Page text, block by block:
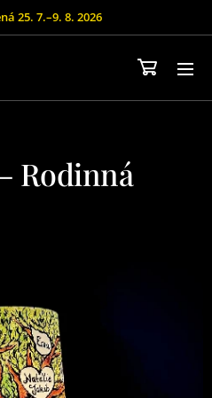
25. 7.–9. 8. 2026
Rodinná